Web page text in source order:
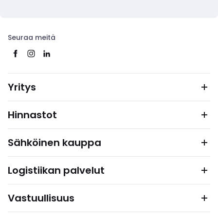
Seuraa meitä
Yritys
Hinnastot
Sähköinen kauppa
Logistiikan palvelut
Vastuullisuus